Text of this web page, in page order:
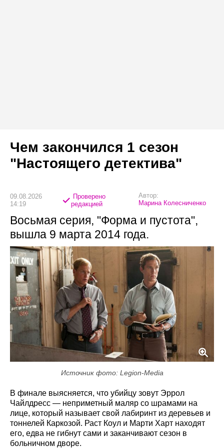
Чем закончился 1 сезон
"Настоящего детектива"
09.08.2026
14:19
Проверено
редакцией
Автор:
Марина Колесниченко
Восьмая серия, "Форма и пустота",
вышла 9 марта 2014 года.
Источник фото: Legion-Media
В финале выясняется, что убийцу зовут Эррол
Чайлдресс — неприметный маляр со шрамами на
лице, который называет свой лабиринт из деревьев и
тоннелей Каркозой. Раст Коул и Марти Харт находят
его, едва не гибнут сами и заканчивают сезон в
больничном дворе.